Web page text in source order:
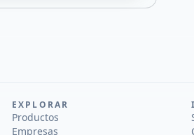
EXPLORAR
Productos
Empresas